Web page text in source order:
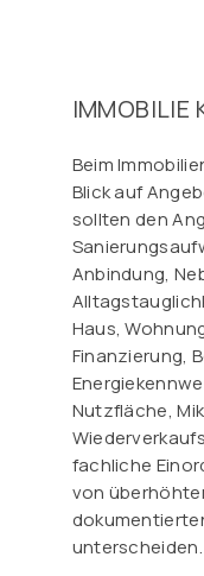
IMMOBILIE
Beim
Blick auf
sollten den
Anbindung,
Haus,
Finanzierung,
Nutzfläche,
fachliche
von
unterscheiden.